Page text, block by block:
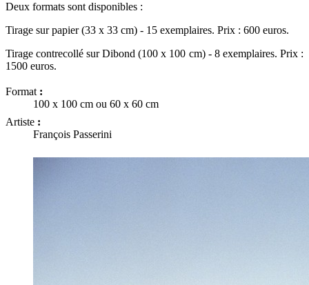
Deux formats sont disponibles :
Tirage sur papier (33 x 33 cm) - 15 exemplaires. Prix : 600 euros.
Tirage contrecollé sur Dibond (100 x 100 cm) - 8 exemplaires. Prix :
1500 euros.
Format :
100 x 100 cm ou 60 x 60 cm
Artiste :
François Passerini